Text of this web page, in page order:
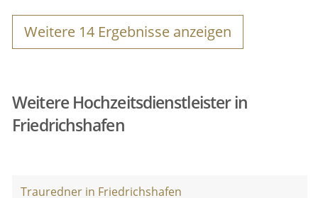
Weitere 14 Ergebnisse anzeigen
Weitere Hochzeitsdienstleister in
Friedrichshafen
Trauredner in Friedrichshafen